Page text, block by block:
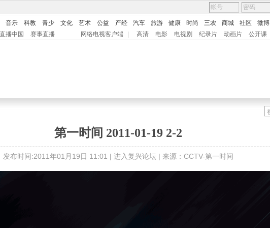
音乐 科教 青少 文化 艺术 公益 产经 汽车 旅游 健康 时尚 三农 商城 社区 微博
直播中国 赛事直播 网络电视客户端 高清 电影 电视剧 纪录片 动画片 公开课
第一时间 2011-01-19 2-2
发布时间:2011年01月19日 11:01 | 进入复兴论坛 | 来源：CCTV-第一时间